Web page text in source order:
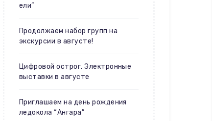
ели”
Продолжаем набор групп на
экскурсии в августе!
Цифровой острог. Электронные
выставки в августе
Приглашаем на день рождения
ледокола “Ангара”